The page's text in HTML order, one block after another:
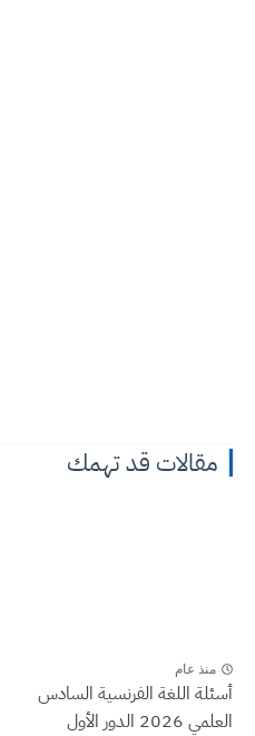
مقالات قد تهمك
منذ عام
أسئلة اللغة الفرنسية السادس
العلمي 2026 الدور الأول